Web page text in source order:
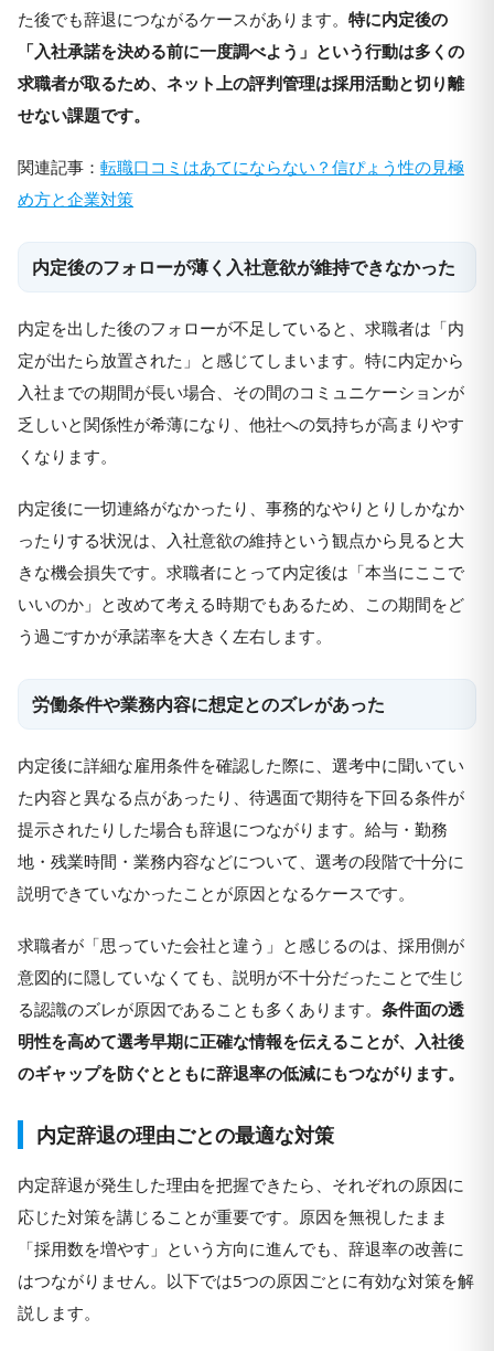
た後でも辞退につながるケースがあります。 特に内定後の
「入社承諾を決める前に一度調べよう」という行動は多くの
求職者が取るため、ネット上の評判管理は採用活動と切り離
せない課題です。
関連記事： 転職口コミはあてにならない？信ぴょう性の見極
め方と企業対策
内定後のフォローが薄く入社意欲が維持できなかった
内定を出した後のフォローが不足していると、求職者は「内
定が出たら放置された」と感じてしまいます。特に内定から
入社までの期間が長い場合、その間のコミュニケーションが
乏しいと関係性が希薄になり、他社への気持ちが高まりやす
くなります。
内定後に一切連絡がなかったり、事務的なやりとりしかなか
ったりする状況は、入社意欲の維持という観点から見ると大
きな機会損失です。求職者にとって内定後は「本当にここで
いいのか」と改めて考える時期でもあるため、この期間をど
う過ごすかが承諾率を大きく左右します。
労働条件や業務内容に想定とのズレがあった
内定後に詳細な雇用条件を確認した際に、選考中に聞いてい
た内容と異なる点があったり、待遇面で期待を下回る条件が
提示されたりした場合も辞退につながります。給与・勤務
地・残業時間・業務内容などについて、選考の段階で十分に
説明できていなかったことが原因となるケースです。
求職者が「思っていた会社と違う」と感じるのは、採用側が
意図的に隠していなくても、説明が不十分だったことで生じ
る認識のズレが原因であることも多くあります。 条件面の透
明性を高めて選考早期に正確な情報を伝えることが、入社後
のギャップを防ぐとともに辞退率の低減にもつながります。
内定辞退の理由ごとの最適な対策
内定辞退が発生した理由を把握できたら、それぞれの原因に
応じた対策を講じることが重要です。原因を無視したまま
「採用数を増やす」という方向に進んでも、辞退率の改善に
はつながりません。以下では5つの原因ごとに有効な対策を解
説します。